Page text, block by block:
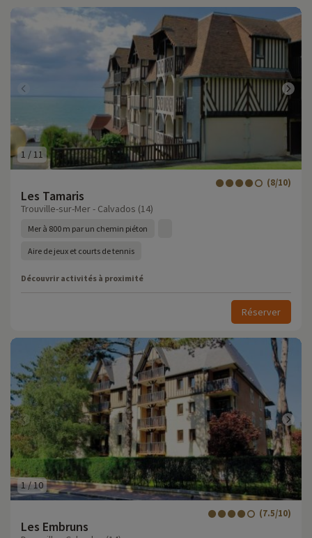
1 / 11
Les Tamaris
(8/10)
Trouville-sur-Mer - Calvados (14)
Mer à 800 m par un chemin piéton
Aire de jeux et courts de tennis
Découvrir activités à proximité
Réserver
1/10
Les Embruns
(7.5/10)